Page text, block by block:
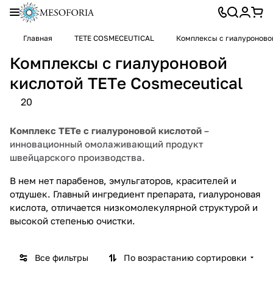
Главная TETE COSMECEUTICAL Комплексы с
Комплексы с гиалуроновой
кислотой TETе Cosmeceutical
20
Комплекс TETe с гиалуроновой кислотой –
инновационный омолаживающий продукт
швейцарского производства.
В нем нет парабенов, эмульгаторов, красителей и
отдушек. Главный ингредиент препарата, гиалуроновая
кислота, отличается низкомолекулярной структурой и
высокой степенью очистки.
Все фильтры По возрастанию сортировки